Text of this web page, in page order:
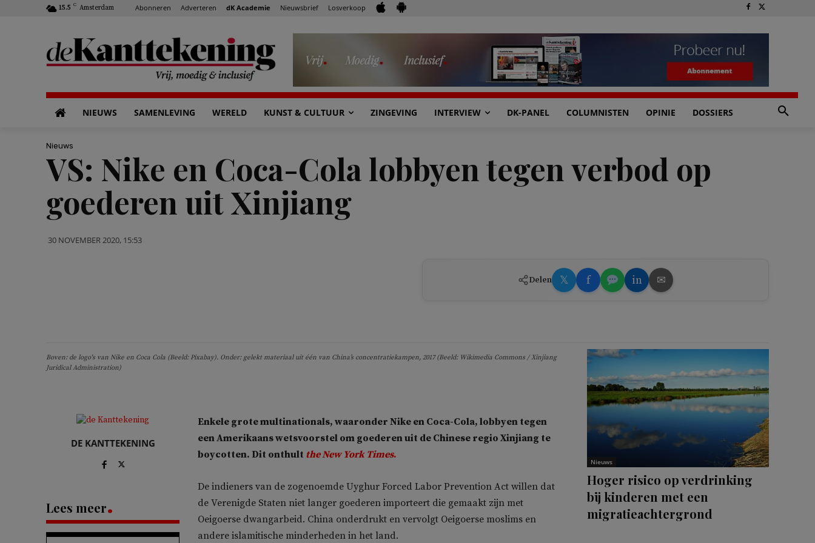
15.5 C Amsterdam Abonneren Adverteren dK Academie Nieuwsbrief Losverkoop
NIEUWS SAMENLEVING WERELD KUNST & CULTUUR ZINGEVING INTERVIEW DK-PANEL COLUMNISTEN OPINIE DOSSIERS
Nieuws
VS: Nike en Coca-Cola lobbyen tegen verbod op
goederen uit Xinjiang
30 NOVEMBER 2020, 15:53
Delen 𝕏 f in ✉
Boven: de logo's van Nike en Coca Cola (Beeld: Pixabay). Onder: gelekt materiaal uit één van China’s concentratiekampen, 2017 (Beeld: Wikimedia Commons / Xinjiang
Juridical Administration)
DE KANTTEKENING
Lees meer
Enkele grote multinationals, waaronder Nike en Coca-Cola, lobbyen tegen
een Amerikaans wetsvoorstel om goederen uit de Chinese regio Xinjiang te
boycotten. Dit onthult the New York Times.
De indieners van de zogenoemde Uyghur Forced Labor Prevention Act willen dat
de Verenigde Staten niet langer goederen importeert die gemaakt zijn met
Oeigoerse dwangarbeid. China onderdrukt en vervolgt Oeigoerse moslims en
andere islamitische minderheden in het land.
Nieuws
Hoger risico op verdrinking
bij kinderen met een
migratieachtergrond